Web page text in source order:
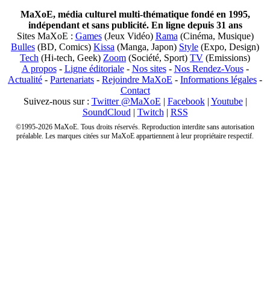
MaXoE, média culturel multi-thématique fondé en 1995,
indépendant et sans publicité. En ligne depuis 31 ans
Sites MaXoE : Games(Jeux Vidéo) Rama (Cinéma, Musique)
Bulles (BD, Comics) Kissa (Manga, Japon) Style (Expo, Design)
Tech (Hi-tech, Geek) Zoom (Société, Sport) TV (Emissions)
A propos- Ligne éditoriale- Nos sites- Nos Rendez-Vous-
Actualité - Partenariats - Rejoindre MaXoE - Informations légales -
Contact
Suivez-nous sur : Twitter @MaXoE | Facebook| Youtube|
SoundCloud | Twitch | RSS
©1995-2026 MaXoE. Tous droits réservés. Reproduction interdite sans autorisation
préalable. Les marques citées sur MaXoE appartiennent à leur propriétaire respectif.